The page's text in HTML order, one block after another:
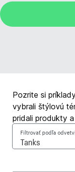
Pozrite si
vybrali štýlovú
pridali produkty
Filtrovať podľa